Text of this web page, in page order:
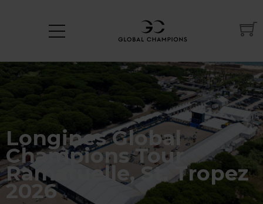
Longines Global
Champions Tour
Ramatuelle, St. Tropez
2026